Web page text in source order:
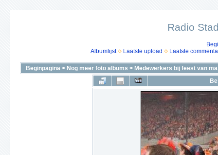
Radio
Albumlijst
Laatste upload Laatste
Beginpagina > Nog meer foto albums > Medewerkers bij feest van